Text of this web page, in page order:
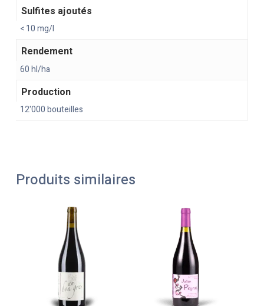
Sulfites ajoutés
< 10 mg/l
Rendement
60 hl/ha
Production
12'000 bouteilles
Produits similaires